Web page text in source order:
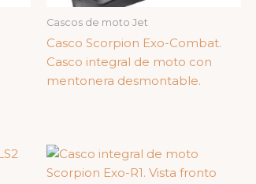
Cascos de moto Jet
Casco Scorpion Exo-Combat.
Casco integral de moto con
mentonera desmontable.